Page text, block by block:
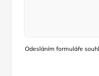
Odesláním formuláře